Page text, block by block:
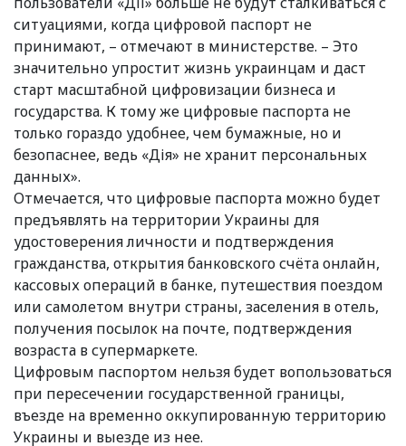
ситуациями, когда цифровой паспорт не
принимают, – отмечают в министерстве. – Это
значительно упростит жизнь украинцам и даст
старт масштабной цифровизации бизнеса и
государства. К тому же цифровые паспорта не
только гораздо удобнее, чем бумажные, но и
безопаснее, ведь «Дія» не хранит персональных
данных».
Отмечается, что цифровые паспорта можно будет
предъявлять на территории Украины для
удостоверения личности и подтверждения
гражданства, открытия банковского счёта онлайн,
кассовых операций в банке, путешествия поездом
или самолетом внутри страны, заселения в отель,
получения посылок на почте, подтверждения
возраста в супермаркете.
Цифровым паспортом нельзя будет вопользоваться
при пересечении государственной границы,
въезде на временно оккупированную территорию
Украины и выезде из нее.